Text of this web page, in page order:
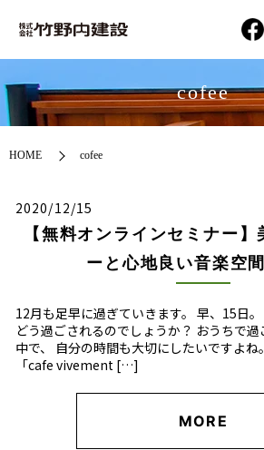
cofee
HOME cofee
2020/12/15
【無料オンラインセミナー】
ーと心地良い音楽空
12月も足早に過ぎていきます。 早、15日
どう過ごされるのでしょうか？ おうちで過
中で、 自分の時間も大切にしたいですよね
「cafe vivement […]
MORE